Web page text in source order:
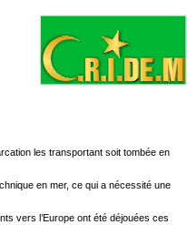
les transportant soit tombée en
en mer, ce qui a nécessité une
vers l’Europe ont été déjouées ces